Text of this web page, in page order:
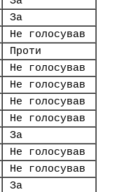
За
Не голосував
Проти
Не голосував
Не голосував
Не голосував
Не голосував
За
Не голосував
Не голосував
За